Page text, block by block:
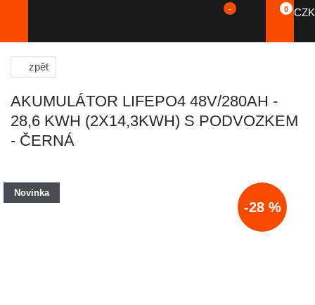
- 0 CZK
zpět
AKUMULÁTOR LIFEPO4 48V/280AH -
28,6 KWH (2X14,3KWH) S PODVOZKEM
- ČERNÁ
Novinka
-28 %